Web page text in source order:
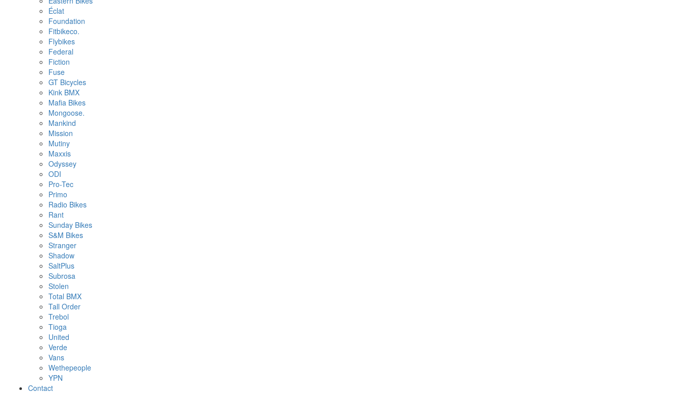
Éclat
Foundation
Fitbikeco.
Flybikes
Federal
Fiction
Fuse
GT Bicycles
Kink BMX
Mafia Bikes
Mongoose.
Mankind
Mission
Mutiny
Maxxis
Odyssey
ODI
Pro-Tec
Primo
Radio Bikes
Rant
Sunday Bikes
S&M Bikes
Stranger
Shadow
SaltPlus
Subrosa
Stolen
Total BMX
Tall Order
Trebol
Tioga
United
Verde
Vans
Wethepeople
YPN
Contact